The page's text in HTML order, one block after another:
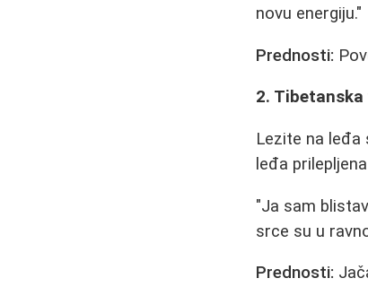
novu energiju."
Prednosti:
2. Tibetanska
Lezite na leđa
leđa
"Ja sam
srce su u
Prednosti: